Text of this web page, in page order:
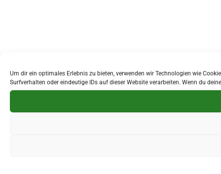
Um dir ein optimales Erlebnis zu bieten, verwenden wir Technologien wie
Surfverhalten oder eindeutige IDs auf dieser Website verarbeiten. Wenn du